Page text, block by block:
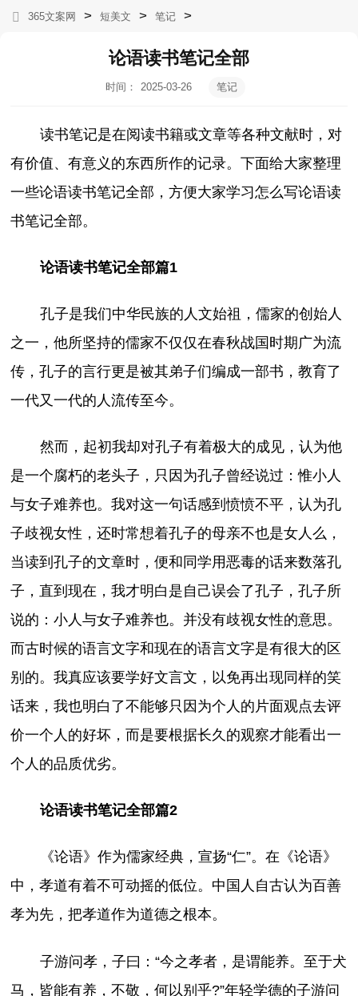
365文案网 > 短美文 > 笔记 >
论语读书笔记全部
时间：
2025-03-26
笔记
读书笔记是在阅读书籍或文章等各种文献时，对
有价值、有意义的东西所作的记录。下面给大家整理
一些论语读书笔记全部，方便大家学习怎么写论语读
书笔记全部。
论语读书笔记全部篇1
孔子是我们中华民族的人文始祖，儒家的创始人
之一，他所坚持的儒家不仅仅在春秋战国时期广为流
传，孔子的言行更是被其弟子们编成一部书，教育了
一代又一代的人流传至今。
然而，起初我却对孔子有着极大的成见，认为他
是一个腐朽的老头子，只因为孔子曾经说过：惟小人
与女子难养也。我对这一句话感到愤愤不平，认为孔
子歧视女性，还时常想着孔子的母亲不也是女人么，
当读到孔子的文章时，便和同学用恶毒的话来数落孔
子，直到现在，我才明白是自己误会了孔子，孔子所
说的：小人与女子难养也。并没有歧视女性的意思。
而古时候的语言文字和现在的语言文字是有很大的区
别的。我真应该要学好文言文，以免再出现同样的笑
话来，我也明白了不能够只因为个人的片面观点去评
价一个人的好坏，而是要根据长久的观察才能看出一
个人的品质优劣。
论语读书笔记全部篇2
《论语》作为儒家经典，宣扬“仁”。在《论语》
中，孝道有着不可动摇的低位。中国人自古认为百善
孝为先，把孝道作为道德之根本。
子游问孝，子曰：“今之孝者，是谓能养。至于犬
马，皆能有养，不敬，何以别乎?”年轻学德的子游问